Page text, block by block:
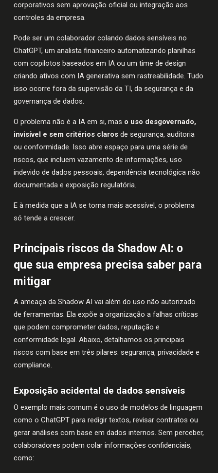
corporativos sem aprovação oficial ou integração aos
controles da empresa.
Pode ser um colaborador colando dados sensíveis no
ChatGPT, um analista financeiro automatizando planilhas
com copilotos baseados em IA ou um time de design
criando ativos com IA generativa sem rastreabilidade. Tudo
isso ocorre fora da supervisão da TI, da segurança e da
governança de dados.
O problema não é a IA em si, mas o uso desgovernado,
invisível e sem critérios claros de segurança, auditoria
ou conformidade. Isso abre espaço para uma série de
riscos, que incluem vazamento de informações, uso
indevido de dados pessoais, dependência tecnológica não
documentada e exposição regulatória.
E à medida que a IA se torna mais acessível, o problema
só tende a crescer.
Principais riscos da Shadow AI: o
que sua empresa precisa saber para
mitigar
A ameaça da Shadow AI vai além do uso não autorizado
de ferramentas. Ela expõe a organização a falhas críticas
que podem comprometer dados, reputação e
conformidade legal. Abaixo, detalhamos os principais
riscos com base em três pilares: segurança, privacidade e
compliance.
Exposição acidental de dados sensíveis
O exemplo mais comum é o uso de modelos de linguagem
como o ChatGPT para redigir textos, revisar contratos ou
gerar análises com base em dados internos. Sem perceber,
colaboradores podem colar informações confidenciais,
como: